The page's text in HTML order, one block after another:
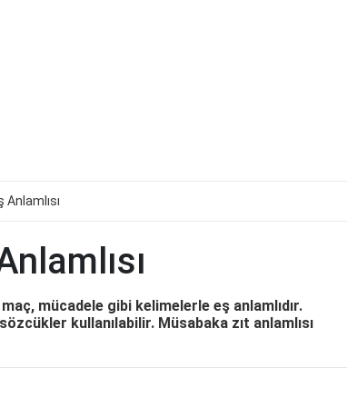
Anlamlısı
mücadele gibi kelimelerle eş anlamlıdır.
kullanılabilir. Müsabaka zıt anlamlısı